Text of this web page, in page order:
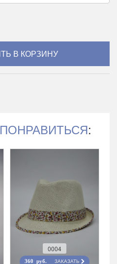
ПОНРАВИТЬСЯ:
0004
360 руб. ЗАКАЗАТЬ